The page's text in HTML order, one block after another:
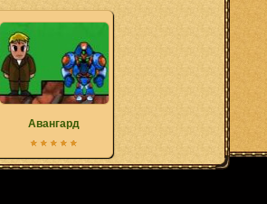
Авангард